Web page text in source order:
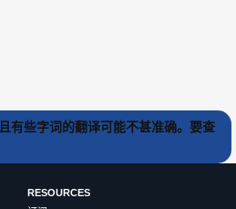
有些字词的翻译可能不甚准确。要查
RESOURCES